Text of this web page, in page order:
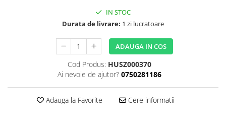
IN STOC
Durata de livrare: 1 zi lucratoare
ADAUGA IN COS
Cod Produs: HUSZ000370
Ai nevoie de ajutor? 0750281186
Adauga la Favorite Cere informatii